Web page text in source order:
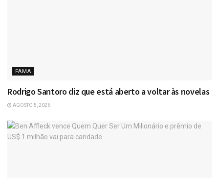
FAMA
Rodrigo Santoro diz que está aberto a voltar às novelas
AGOSTO 5, 2026